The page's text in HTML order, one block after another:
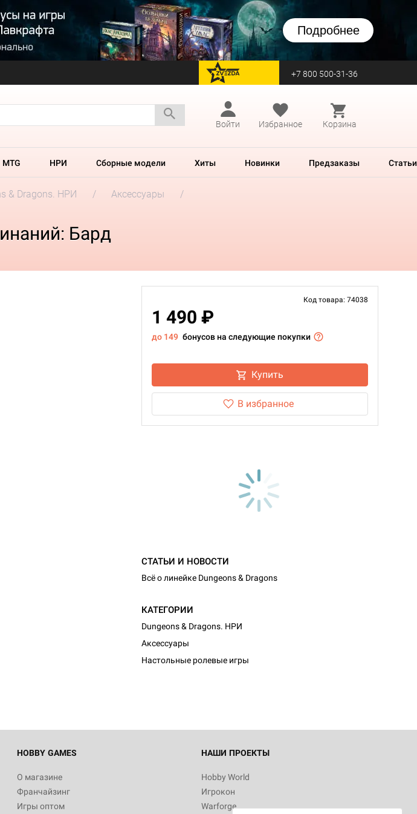
Подробнее
перейти на Zvezda +7 800 500-31-36
Войти
Избранное Корзина
MTG НРИ Сборные модели Хиты Новинки Предзаказы Статьи
& Dragons. НРИ
Аксессуары
Бард
Код товара: 74038
1 490 ₽
до 149 бонусов на следующие покупки
Купить
В избранное
СТАТЬИ И НОВОСТИ
Всё о линейке Dungeons & Dragons
КАТЕГОРИИ
Dungeons & Dragons. НРИ
Аксессуары
Настольные ролевые игры
HOBBY GAMES
О магазине
Франчайзинг
Игры оптом
НАШИ ПРОЕКТЫ
Hobby World
Игрокон
Warforge